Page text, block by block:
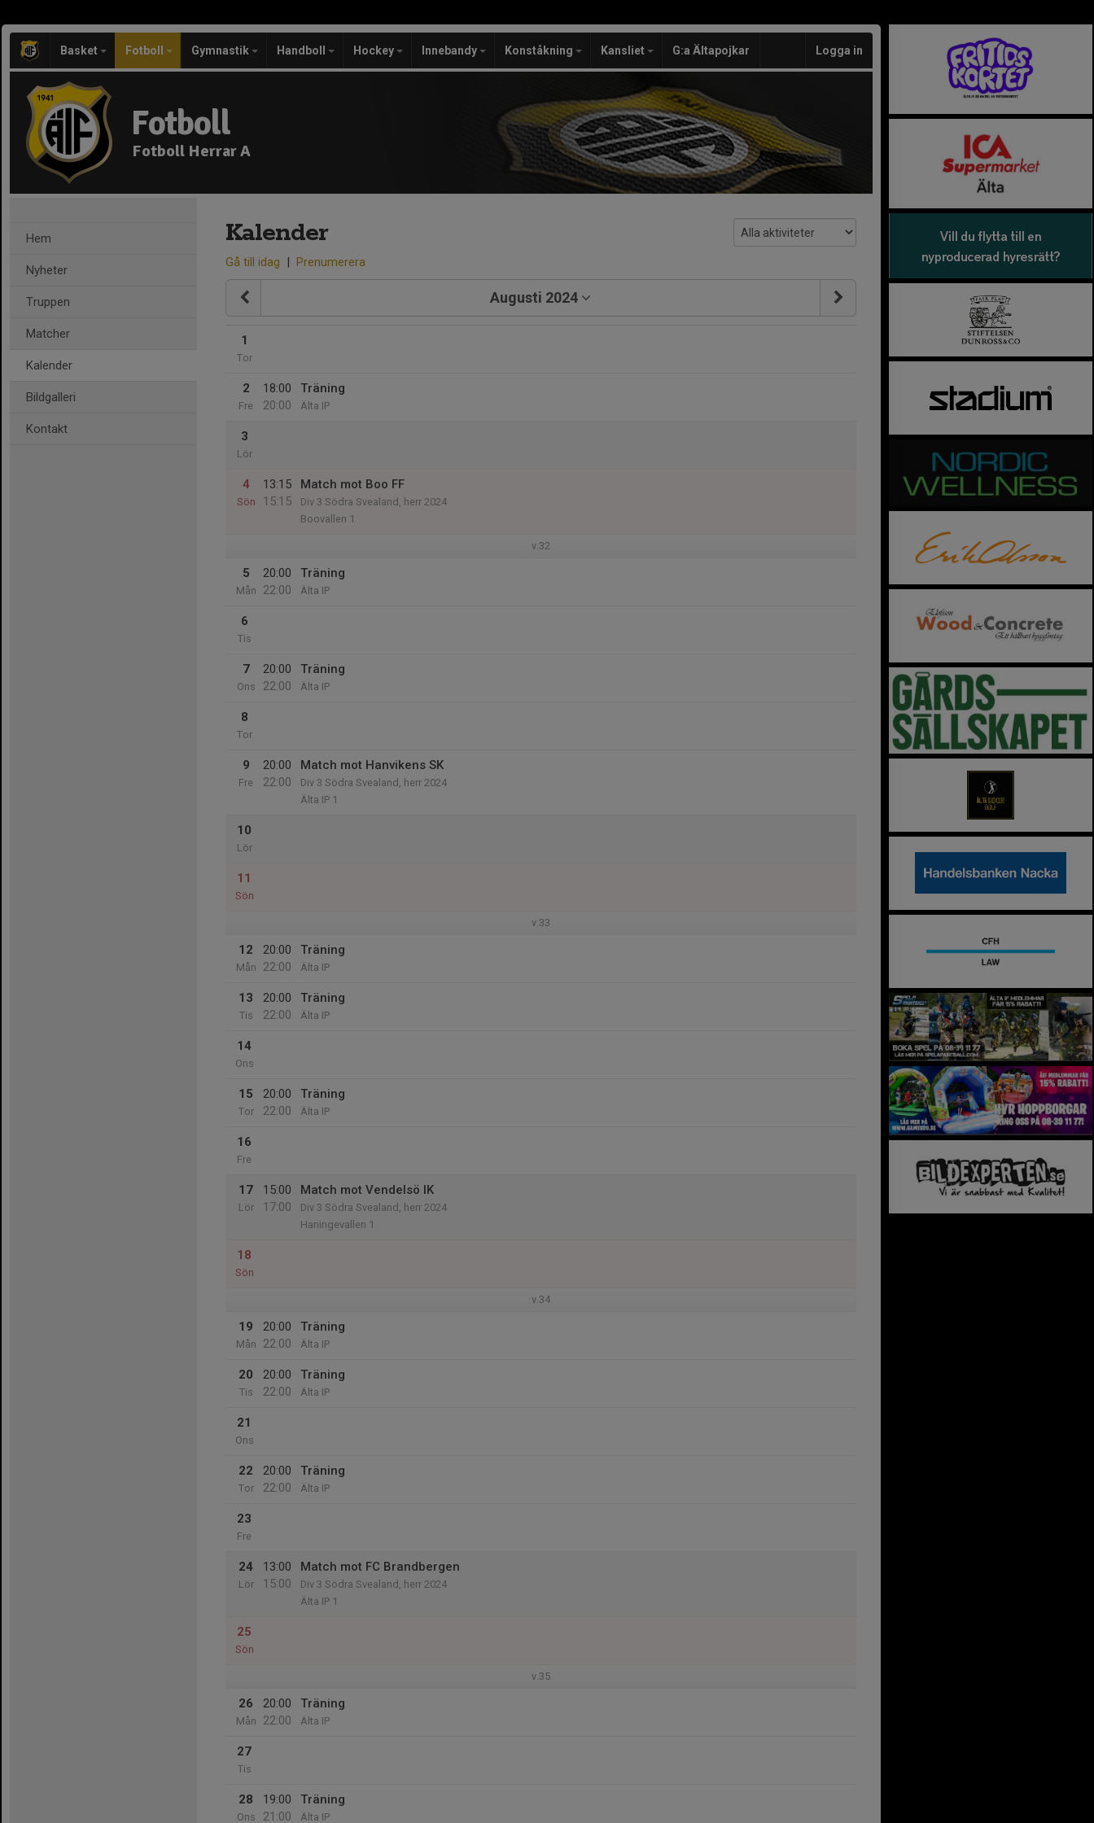
Basket Fotboll Gymnastik Handboll Hockey Innebandy Konståkning Kansliet G:a Ältapojkar Logga in
Fotboll
Fotboll Herrar A
Hem
Nyheter
Truppen
Matcher
Kalender
Bildgalleri
Kontakt
Kalender
Gå till idag | Prenumerera
Augusti 2024
1
Tor
2
Fre
18:00
20:00
Träning
Älta IP
3
Lör
4
Sön
13:15
15:15
Match mot Boo FF
Div 3 Södra Svealand, herr 2024
Boovallen 1
v.32
5
Mån
20:00
22:00
Träning
Älta IP
6
Tis
7
Ons
20:00
22:00
Träning
Älta IP
8
Tor
9
Fre
20:00
22:00
Match mot Hanvikens SK
Div 3 Södra Svealand, herr 2024
Älta IP 1
10
Lör
11
Sön
v.33
12
Mån
20:00
22:00
Träning
Älta IP
13
Tis
20:00
22:00
Träning
Älta IP
14
Ons
15
Tor
20:00
22:00
Träning
Älta IP
16
Fre
17
Lör
15:00
17:00
Match mot Vendelsö IK
Div 3 Södra Svealand, herr 2024
Haningevallen 1
18
Sön
v.34
19
Mån
20:00
22:00
Träning
Älta IP
20
Tis
20:00
22:00
Träning
Älta IP
21
Ons
22
Tor
20:00
22:00
Träning
Älta IP
23
Fre
24
Lör
13:00
15:00
Match mot FC Brandbergen
Div 3 Södra Svealand, herr 2024
Älta IP 1
25
Sön
v.35
26
Mån
20:00
22:00
Träning
Älta IP
27
Tis
28
Ons
19:00
21:00
Träning
Älta IP